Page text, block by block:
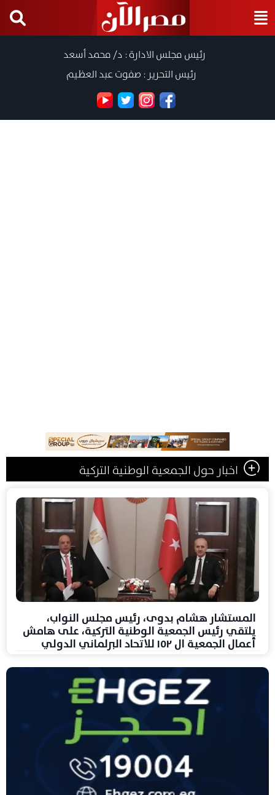
رئيس مجلس الادارة : د/ محمد أسعد
رئيس التحرير : صفوت عبد العظيم
اخبار حول الجمعية الوطنية التركية
المستشار هشام بدوى، رئيس مجلس النواب،
يلتقي رئيس الجمعية الوطنية التركية، على هامش
أعمال الجمعية ال ١٥٢ للاتحاد البرلماني الدولي